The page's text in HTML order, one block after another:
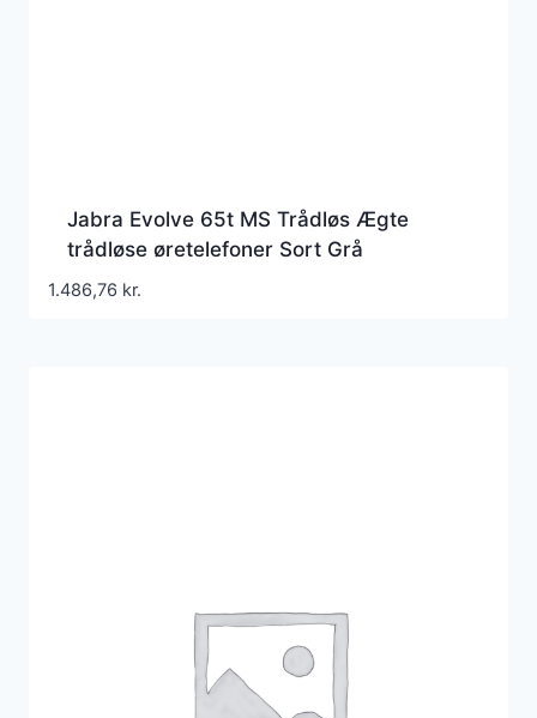
Jabra Evolve 65t MS Trådløs Ægte
trådløse øretelefoner Sort Grå
1.486,76 kr.